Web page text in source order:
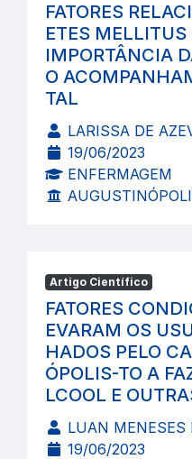
FATORES
ETES
IMPORTÂNCIA
O
TAL
LARISSA DE
19/06/2023
ENFERMAGEM
Artigo Científico
FATORES
EVARAM OS
HADOS PELO
ÓPOLIS-TO A
LCOOL E
LUAN MENESES
19/06/2023